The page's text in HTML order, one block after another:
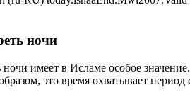
ночи
ночи имеет в Исламе особое
это время охватывает